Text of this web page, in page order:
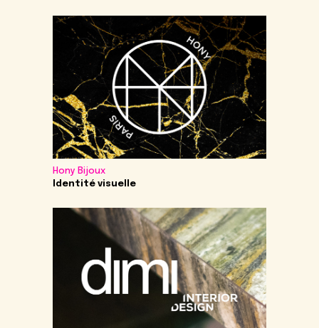
Hony Bijoux
Identité visuelle